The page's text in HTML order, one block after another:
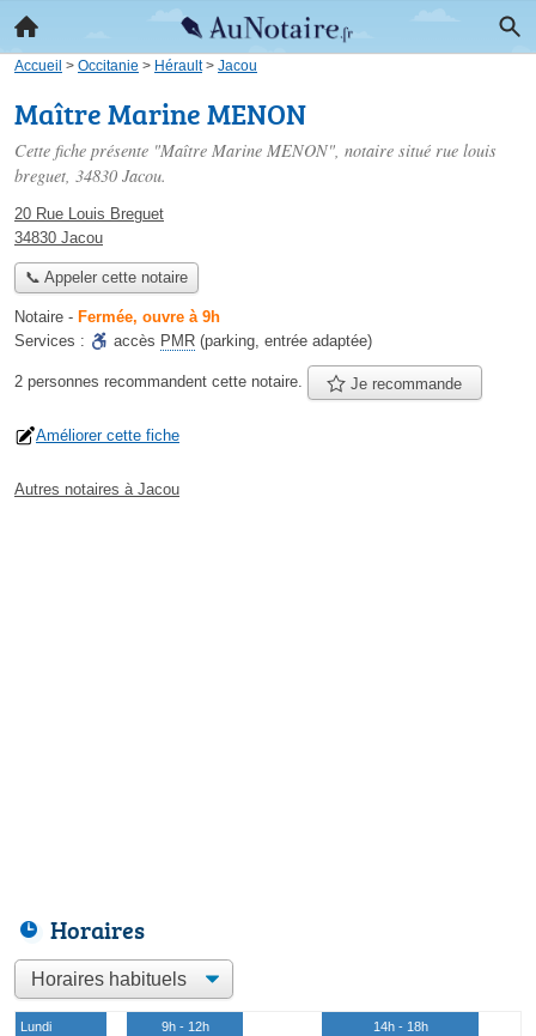
Accueil > Occitanie > Hérault> Jacou
Maître Marine MENON
Cette fiche présente "Maître Marine MENON", notaire situé rue louis
breguet, 34830 Jacou.
20 Rue Louis Breguet
34830 Jacou
📞 Appeler cette notaire
Notaire - Fermée, ouvre à 9h
Services :
accès PMR (parking, entrée adaptée)
2 personnes recommandent cette notaire. Je recommande
Améliorer cette fiche
Autres notaires à Jacou
Horaires
Lundi 9h - 12h
14h - 18h